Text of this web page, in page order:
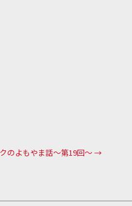
のよもやま話～第19回～→